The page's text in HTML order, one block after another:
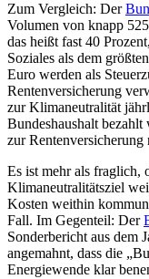
Zum Vergleich: Der
Volumen von knapp
das heißt fast 40
Soziales als dem
Euro werden als
Rentenversicherung
zur Klimaneutralität
Bundeshaushalt bezahlt
zur Rentenversicherung
Es ist mehr als fraglich,
Klimaneutralitätsziel
Kosten weithin
Fall. Im Gegenteil: Der
Sonderbericht aus dem
angemahnt, dass die
Energiewende klar